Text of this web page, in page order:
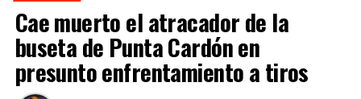
Cae muerto el atracador de la
buseta de Punta Cardón en
presunto enfrentamiento a tiros